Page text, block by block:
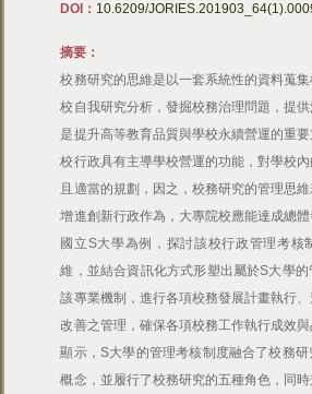
DOI： 10.6209/
摘要：
校務研究的思維是以一套系統性的資料蒐
校自我研究分析，發掘校務治理問題，提供
是提升高等教育品質與學校永續營運的重
校行政具有主導學校營運的功能，對學校
且適當的規劃，因之，校務研究的管理思
增進創新行政作為，大專院校應能達成總
國立S大學為例，探討該校行政管理考核
維，並結合資訊化方式形塑出屬於S大學
該專業機制，進行各項校務發展計畫執行
改善之管理，確保各項校務工作執行成效
顯示，S大學的管理考核制度融合了校務
概念，並履行了校務研究的五種角色，同